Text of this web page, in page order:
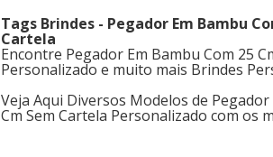
Tags Brindes - Pegador Em Bambu
Cartela
Encontre Pegador Em Bambu Com 25
Personalizado e muito mais Brindes
Veja Aqui Diversos Modelos de Pegador
Cm Sem Cartela Personalizado com os